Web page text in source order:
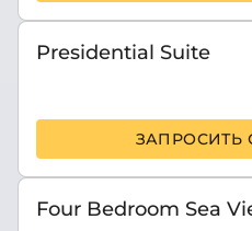
Presidential Suite
ЗАПРОСИТЬ
Four Bedroom Sea